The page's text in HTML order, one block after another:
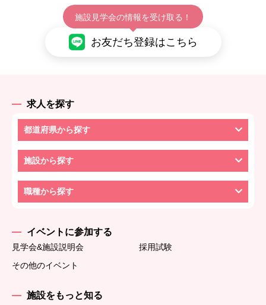
施設見学会の情報を受け取る！
お友だち登録はこちら
求人を探す
都道府県から探す
施設から探す
職種から探す
イベントに参加する
見学会&施設説明会
採用試験
その他のイベント
施設をもっと知る